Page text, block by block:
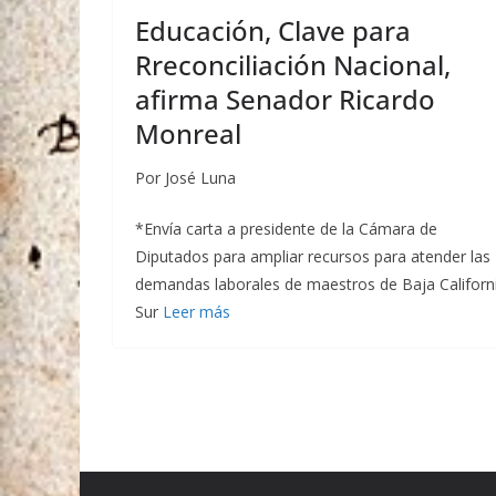
Educación, Clave para
Rreconciliación Nacional,
afirma Senador Ricardo
Monreal
Por José Luna
*Envía carta a presidente de la Cámara de
Diputados para ampliar recursos para atender las
demandas laborales de maestros de Baja
Sur Leer más